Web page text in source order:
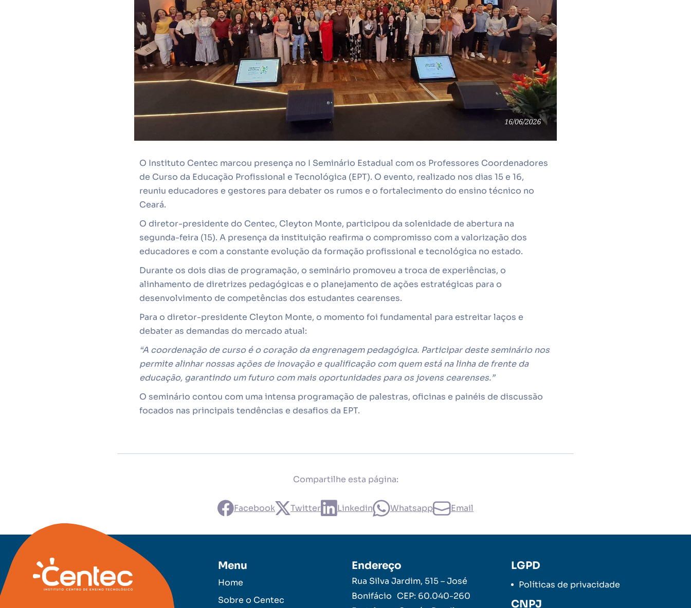
O Instituto Centec marcou presença no I Seminário Estadual com os Professores Coordenadores
de Curso da Educação Profissional e Tecnológica (EPT). O evento, realizado nos dias 15 e 16,
reuniu educadores e gestores para debater os rumos e o fortalecimento do ensino técnico no
Ceará.
O diretor-presidente do Centec, Cleyton Monte, participou da solenidade de abertura na
segunda-feira (15). A presença da instituição reafirma o compromisso com a valorização dos
educadores e com a constante evolução da formação profissional e tecnológica no estado.
Durante os dois dias de programação, o seminário promoveu a troca de experiências, o
alinhamento de diretrizes pedagógicas e o planejamento de ações estratégicas para o
desenvolvimento de competências dos estudantes cearenses.
Para o diretor-presidente Cleyton Monte, o momento foi fundamental para estreitar laços e
debater as demandas do mercado atual:
“A coordenação de curso é o coração da engrenagem pedagógica. Participar deste seminário nos
permite alinhar nossas ações de inovação e qualificação com quem está na linha de frente da
educação, garantindo um futuro com mais oportunidades para os jovens cearenses.”
O seminário contou com uma intensa programação de palestras, oficinas e painéis de discussão
focados nas principais tendências e desafios da EPT.
Compartilhe esta página:
Facebook Twitter Linkedin Whatsapp Email
Menu
Home
Sobre o Centec
Endereço
Rua Silva Jardim, 515 – José
Bonifácio CEP: 60.040-260
LGPD
Políticas de privacidade
CNPJ